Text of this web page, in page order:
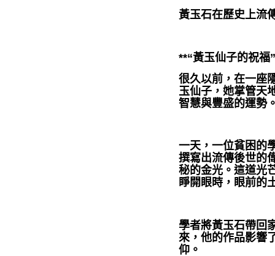
黃玉石在歷史上流
**“黃玉仙子的祝福
很久以前，在一座
玉仙子，她掌管天
智慧與豐盛的運勢
一天，一位貧困的
撰寫出流傳後世的
秘的金光。這道光
睜開眼時，眼前的
學者將黃玉石帶回
來，他的作品影響
仰。